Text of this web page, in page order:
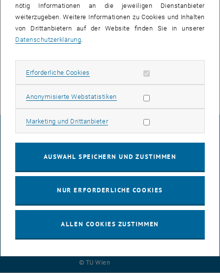
Das Service Center ist während der Betriebseinschränkung vom
19.12.2022 - 8.1.2023 für den direkten Kundenkontakt geschlossen.
Tel. Erreichbarkeit nur MO-FR (werktags) zwischen 9:00 und 13:00
Uhr.
© TU Wien
IMPRESSUM
nötig Informationen an die jeweiligen Dienstanbieter
weiterzugeben. Weitere Informationen zu Cookies und Inhalten
von Drittanbietern auf der Website finden Sie in unserer
Datenschutzerklärung.
Erforderliche Cookies Erforderliche Cookies zulassen
Anonymisierte WebstatistikenStatistik Cookies zulassen
Marketing und DrittanbieterMarketing Cookies zulassen
AUSWAHL SPEICHERN UND ZUSTIMMEN
NUR ERFORDERLICHE COOKIES
ALLEN COOKIES ZUSTIMMEN